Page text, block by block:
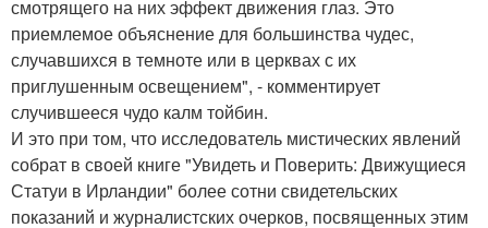
смотрящего на них эффект движения глаз. Это
приемлемое объяснение для большинства чудес,
случавшихся в темноте или в церквах с их
приглушенным освещением", - комментирует
случившееся чудо калм тойбин.
И это при том, что исследователь мистических явлений
собрат в своей книге "Увидеть и Поверить: Движущиеся
Статуи в Ирландии" более сотни свидетельских
показаний и журналистских очерков, посвященных этим